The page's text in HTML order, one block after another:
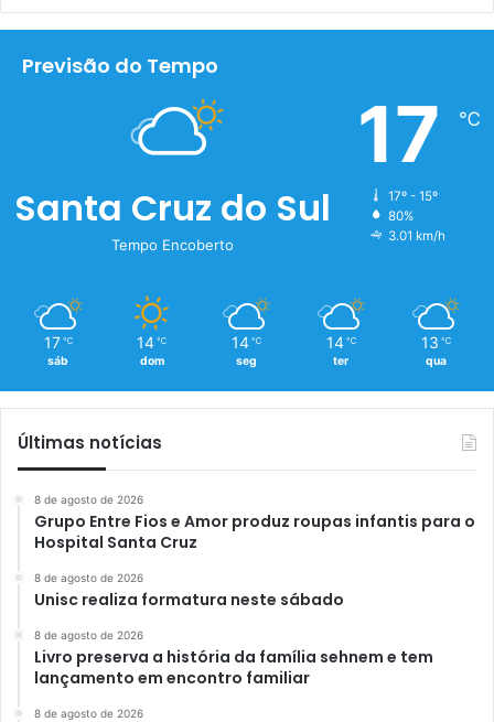
Previsão do Tempo
Santa Cruz do Sul
Tempo Encoberto
17 ℃
17º - 15º
80%
3.01 km/h
17 ℃
sáb
14 ℃
dom
14 ℃
seg
14 ℃
ter
13 ℃
qua
Últimas notícias
8 de agosto de 2026
Grupo Entre Fios e Amor produz roupas infantis para o
Hospital Santa Cruz
8 de agosto de 2026
Unisc realiza formatura neste sábado
8 de agosto de 2026
Livro preserva a história da família sehnem e tem
lançamento em encontro familiar
8 de agosto de 2026